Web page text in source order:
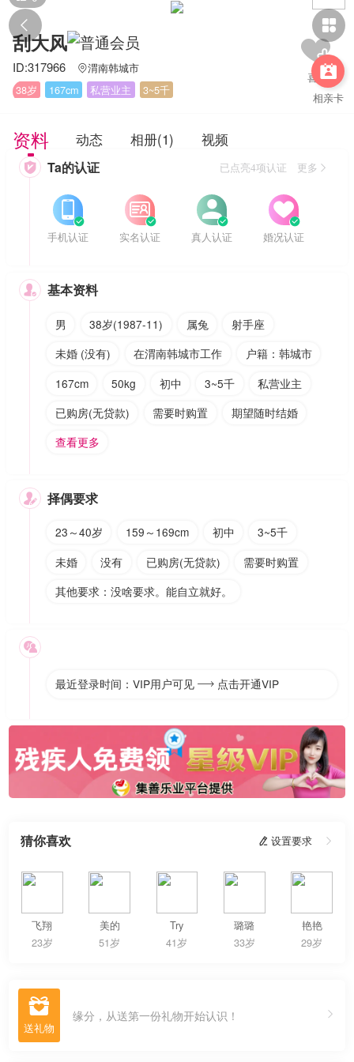
 

相亲卡
刮大风
ID:317966 渭南韩城市
38岁
167cm 私营业主 3~5千
资料 动态 相册(1) 视频
 Ta的认证 已点亮4项认证 更多


手机认证


实名认证


真人认证


婚况认证
 基本资料
男 38岁(1987-11) 属兔
射手座
未婚 (没有)
在渭南韩城市工作
户籍：韩城市
167cm
50kg 初中 3~5千
私营业主
已购房(无贷款)
需要时购置
期望随时结婚
查看更多
 择偶要求
23～40岁 159～169cm 初中
3~5千
未婚
没有 已购房(无贷款)
需要时购置
其他要求：没啥要求。能自立就好。

最近登录时间：VIP用户可见  点击开通VIP
猜你喜欢  设置要求 
飞翔
23岁
美的
51岁
Try
41岁
璐璐
33岁
艳艳
29岁
 缘分，从送第一份礼物开始认识！